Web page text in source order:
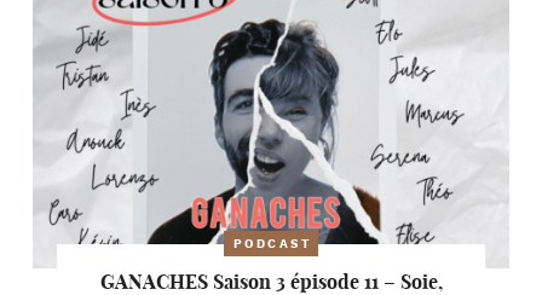
PODCAST
GANACHES Saison 3 épisode 11 – Soie,